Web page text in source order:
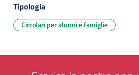
Tipologia
Circolari per alunni e famiglie